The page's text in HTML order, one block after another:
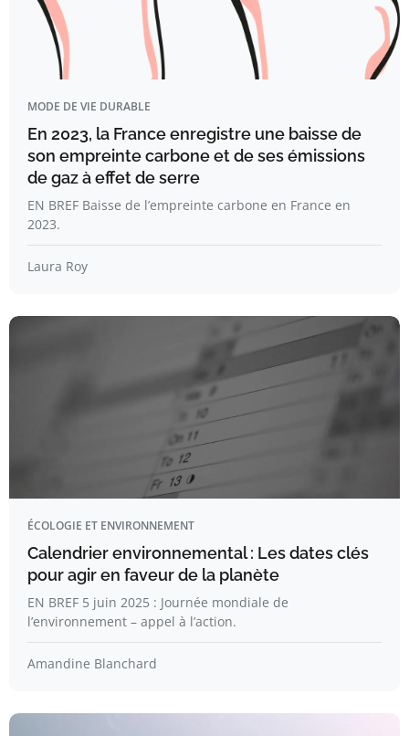
MODE DE VIE DURABLE
En 2023, la France enregistre une baisse de
son empreinte carbone et de ses émissions
de gaz à effet de serre
EN BREF Baisse de l’empreinte carbone en France en
2023.
Laura Roy
ÉCOLOGIE ET ENVIRONNEMENT
Calendrier environnemental : Les dates clés
pour agir en faveur de la planète
EN BREF 5 juin 2025 : Journée mondiale de
l’environnement – appel à l’action.
Amandine Blanchard